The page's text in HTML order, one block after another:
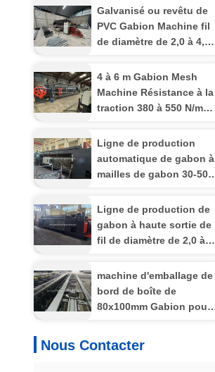
production
Galvanisé ou revêtu de
PVC Gabion Machine fil
de diamètre de 2,0 à 4,0
maille 30-50 mm
4 à 6 m Gabion Mesh
Machine Résistance à la
traction 380 à 550 N/mm2
Ligne de production
automatique de gabon à
mailles de gabon 30-50
Ligne de production de
gabon à haute sortie de
fil de diamètre de 2,0 à
en maille de gabon
machine d'emballage de
bord de boîte de
80x100mm Gabion pour
transmission résistant
Nous Contacter